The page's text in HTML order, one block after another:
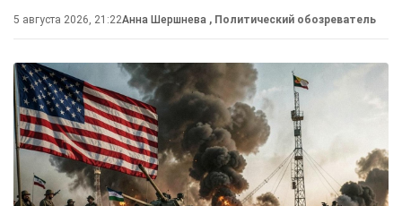
5 августа 2026, 21:22Анна Шершнева , Политический обозреватель